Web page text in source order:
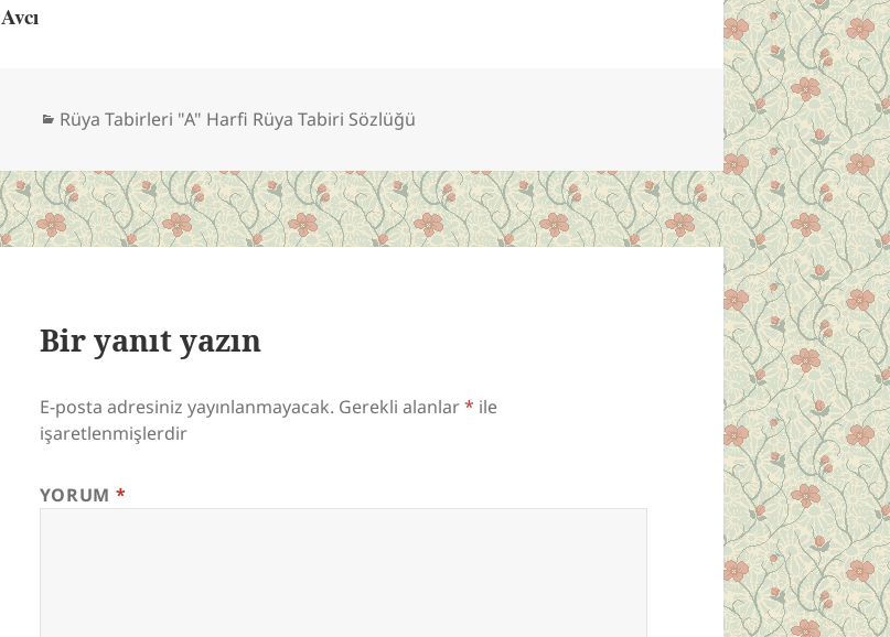
Avcı
Kategoriler
Rüya Tabirleri "A" Harfi Rüya Tabiri Sözlüğü
Bir yanıt yazın
E-posta adresiniz yayınlanmayacak. Gerekli alanlar* ile
işaretlenmişlerdir
YORUM *